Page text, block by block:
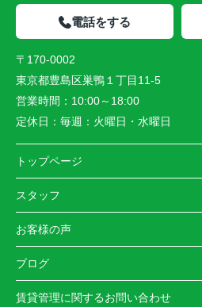
電話をする
〒170-0002
東京都豊島区巣鴨１丁目11-5
営業時間： 10:00～18:00
定休日： 毎週：火曜日・水曜日
トップページ
スタッフ
お客様の声
ブログ
賃貸管理に関するお問い合わせ